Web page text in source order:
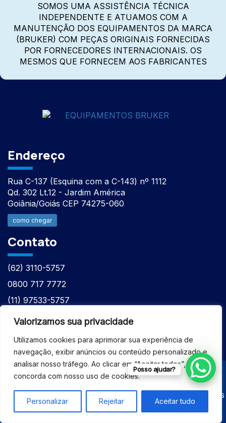
Valorizamos sua privacidade
Utilizamos cookies para aprimorar sua experiência de
navegação, exibir anúncios ou conteúdo personalizado e
analisar nosso tráfego. Ao clicar em “Aceitar todos”, você
concorda com nosso uso de cookies.
Personalizar Rejeitar Aceitar tudo
SOMOS UMA ASSISTÊNCIA TÉCNICA
INDEPENDENTE E ATUAMOS COM A
MANUTENÇÃO DOS EQUIPAMENTOS DA MARCA
(BRUKER) COM PEÇAS ORIGINAIS FORNECIDAS
POR FORNECEDORES INTERNACIONAIS. OS
MESMOS QUE FORNECEM AOS FABRICANTES
Endereço
Rua C-137 (Esquina com a C-143) nº 1112
Qd. 302 Lt.12 - Jardim América
Goiânia/Goiás CEP 74275-060
como chegar
Contato
(62) 3110-5757
0800 717 7772
(11) 97533-5757
(62) 98610-7777
© 2026 - ASSISTÊNCIA TÉCNICA ESPECIALIZADA
EQUIPAMENTOS BRUKER - Todos os direitos reservados
Posso ajudar?